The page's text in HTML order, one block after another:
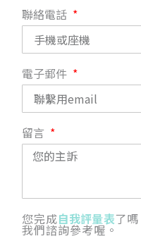
聯絡電話
電子郵件
留言
您完成自我評量表了
我們諮詢參考喔。